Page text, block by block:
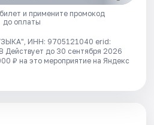
и примените промокод
до оплаты
ИНН: 9705121040 erid:
Действует до 30 сентября 2026
₽ на это мероприятие на Яндекс